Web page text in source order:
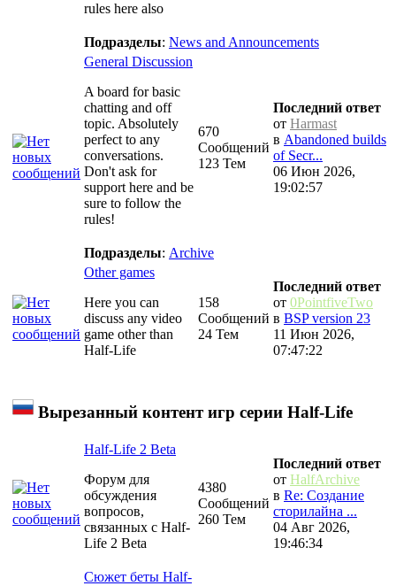
rules here also
Подразделы: News and Announcements
General Discussion
A board for basic
chatting and off
topic. Absolutely
perfect to any
conversations.
Don't ask for
support here and be
sure to follow the
rules!
670
Сообщений
123 Тем
Последний ответ
от Harmast
в Abandoned builds
of Secr...
06 Июн 2026,
19:02:57
Подразделы: Archive
Other games
Here you can
discuss any video
game other than
Half-Life
158
Сообщений
24 Тем
Последний ответ
от 0PointfiveTwo
в BSP version 23
11 Июн 2026,
07:47:22
Вырезанный контент игр серии Half-Life
Half-Life 2 Beta
Форум для
обсуждения
вопросов,
связанных с Half-
Life 2 Beta
4380
Сообщений
260 Тем
Последний ответ
от HalfArchive
в Re: Создание
сторилайна ...
04 Авг 2026,
19:46:34
Сюжет беты Half-